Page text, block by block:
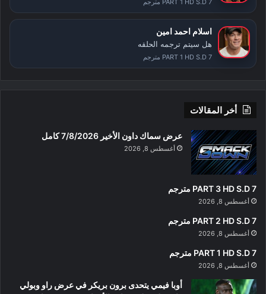
PART 1 HD S.D 7 مترجم
اسلام احمد امين
هل سيتم ترجمه الحلقه
PART 1 HD S.D 7 مترجم
أخر المقالات
عرض سماك داون الأخير 7/8/2026 كامل
أغسطس 8, 2026
PART 3 HD S.D 7 مترجم
أغسطس 8, 2026
PART 2 HD S.D 7 مترجم
أغسطس 8, 2026
PART 1 HD S.D 7 مترجم
أغسطس 8, 2026
أوبا فيمي يتحدى برون بريكر في عرض راو وبولي